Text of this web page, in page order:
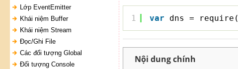
Lớp EventEmitter
Khái niệm Buffer
Khái niệm Stream
Đọc/Ghi File
Các đối tượng Global
Đối tượng Console
1 var dns = require(
Nội dung chính